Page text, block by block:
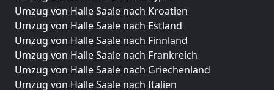
Umzug von Halle Saale nach Kroatien
Umzug von Halle Saale nach Estland
Umzug von Halle Saale nach Finnland
Umzug von Halle Saale nach Frankreich
Umzug von Halle Saale nach Griechenland
Umzug von Halle Saale nach Italien